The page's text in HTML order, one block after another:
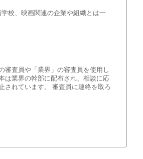
校、映画関連の企業や組織とは一
審査員や「業界」の審査員を使用し
は業界の幹部に配布され、相談に応
されています。 審査員に連絡を取ろ